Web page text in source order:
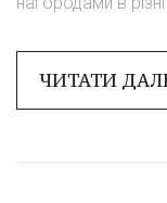
ЧИТАТИ